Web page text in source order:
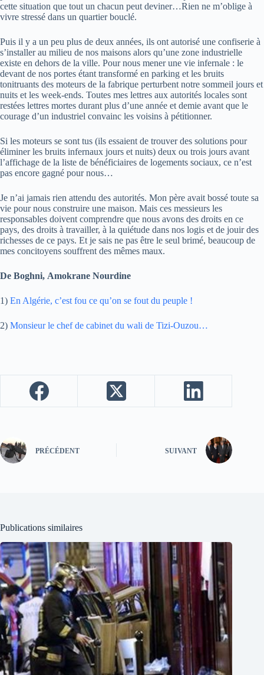
cette situation que tout un chacun peut deviner…Rien ne m’oblige à
vivre stressé dans un quartier bouclé.
Puis il y a un peu plus de deux années, ils ont autorisé une confiserie à
s’installer au milieu de nos maisons alors qu’une zone industrielle
existe en dehors de la ville. Pour nous mener une vie infernale : le
devant de nos portes étant transformé en parking et les bruits
tonitruants des moteurs de la fabrique perturbent notre sommeil jours et
nuits et les week-ends. Toutes mes lettres aux autorités locales sont
restées lettres mortes durant plus d’une année et demie avant que le
courage d’un industriel convainc les voisins à pétitionner.
Si les moteurs se sont tus (ils essaient de trouver des solutions pour
éliminer les bruits infernaux jours et nuits) deux ou trois jours avant
l’affichage de la liste de bénéficiaires de logements sociaux, ce n’est
pas encore gagné pour nous…
Je n’ai jamais rien attendu des autorités. Mon père avait bossé toute sa
vie pour nous construire une maison. Mais ces messieurs les
responsables doivent comprendre que nous avons des droits en ce
pays, des droits à travailler, à la quiétude dans nos logis et de jouir des
richesses de ce pays. Et je sais ne pas être le seul brimé, beaucoup de
mes concitoyens souffrent des mêmes maux.
De Boghni, Amokrane Nourdine
1) En Algérie, c’est fou ce qu’on se fout du peuple !
2) Monsieur le chef de cabinet du wali de Tizi-Ouzou…
PRÉCÉDENT SUIVANT
Publications similaires